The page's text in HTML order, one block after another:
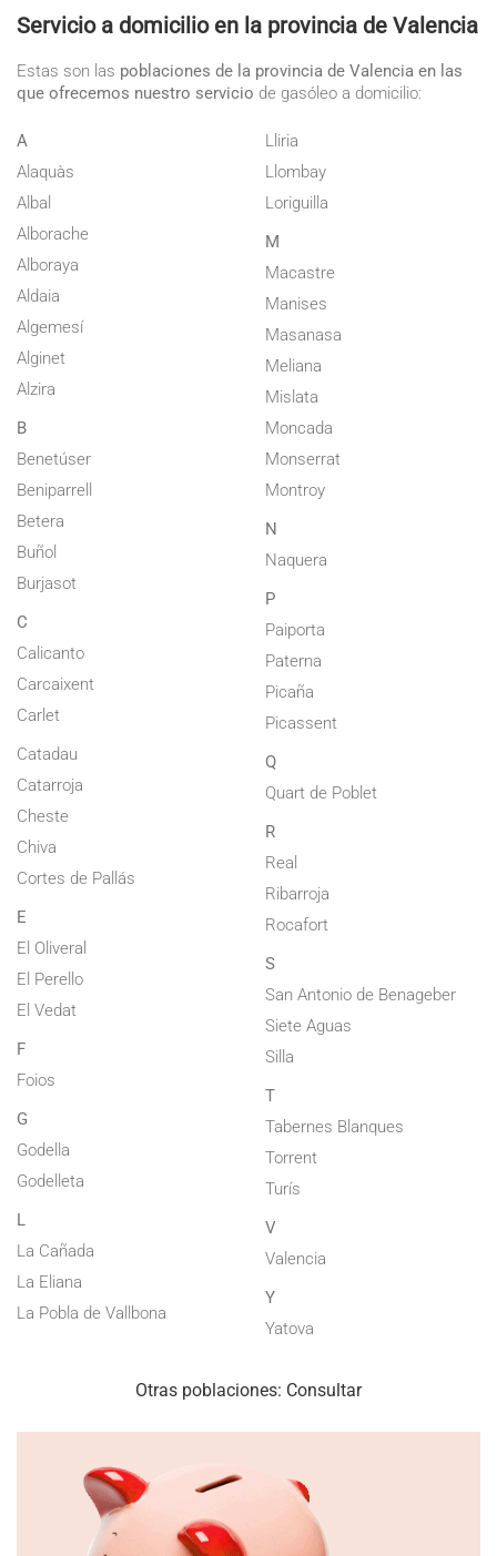
Servicio a domicilio en la provincia de Valencia
Estas son las poblaciones de la provincia de Valencia en las
que ofrecemos nuestro servicio de gasóleo a domicilio:
A
Alaquàs
Albal
Alborache
Alboraya
Aldaia
Algemesí
Alginet
Alzira
B
Benetúser
Beniparrell
Betera
Buñol
Burjasot
C
Calicanto
Carcaixent
Carlet
Catadau
Catarroja
Cheste
Chiva
Cortes de Pallás
E
El Oliveral
El Perello
El Vedat
F
Foios
G
Godella
Godelleta
L
La Cañada
La Eliana
La Pobla de Vallbona
Lliria
Llombay
Loriguilla
M
Macastre
Manises
Masanasa
Meliana
Mislata
Moncada
Monserrat
Montroy
N
Naquera
P
Paiporta
Paterna
Picaña
Picassent
Q
Quart de Poblet
R
Real
Ribarroja
Rocafort
S
San Antonio de Benageber
Siete Aguas
Silla
T
Tabernes Blanques
Torrent
Turís
V
Valencia
Y
Yatova
Otras poblaciones: Consultar